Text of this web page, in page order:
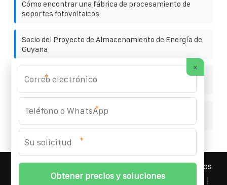
Cómo encontrar una fábrica de procesamiento de
soportes fotovoltaicos
Socio del Proyecto de Almacenamiento de Energía de
Guyana
Dirección del fabricante de terminales de paneles
fotovoltaicos Trinity
Fabricante de contenedores de almacenamiento de
YOUFOTO INDUSTRIAL SOLAR
2026 Todos los
derechos reservados. | Teléfono:+34 91 527 43 18
×
*
*
*